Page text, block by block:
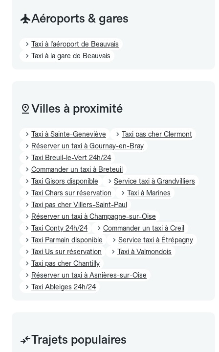
Aéroports & gares
Taxi à l'aéroport de Beauvais
Taxi à la gare de Beauvais
Villes à proximité
Taxi à Sainte-Geneviève
Taxi pas cher Clermont
Réserver un taxi à Gournay-en-Bray
Taxi Breuil-le-Vert 24h/24
Commander un taxi à Breteuil
Taxi Gisors disponible
Service taxi à Grandvilliers
Taxi Chars sur réservation
Taxi à Marines
Taxi pas cher Villers-Saint-Paul
Réserver un taxi à Champagne-sur-Oise
Taxi Conty 24h/24
Commander un taxi à Creil
Taxi Parmain disponible
Service taxi à Étrépagny
Taxi Us sur réservation
Taxi à Valmondois
Taxi pas cher Chantilly
Réserver un taxi à Asnières-sur-Oise
Taxi Ableiges 24h/24
Trajets populaires